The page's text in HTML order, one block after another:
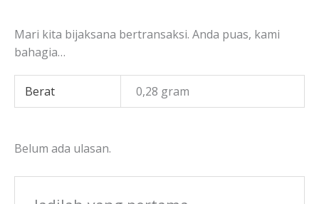
Mari kita bijaksana bertransaksi. Anda puas, kami
bahagia…
Berat 0,28 gram
Belum ada ulasan.